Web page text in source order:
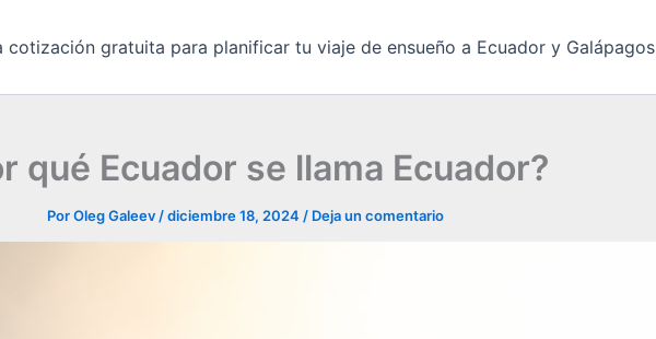
cotización gratuita para planificar tu viaje de ensueño a Ecuador y Galápagos
qué Ecuador se llama Ecuador?
PorOleg Galeev/diciembre 18, 2024 / Deja un comentario